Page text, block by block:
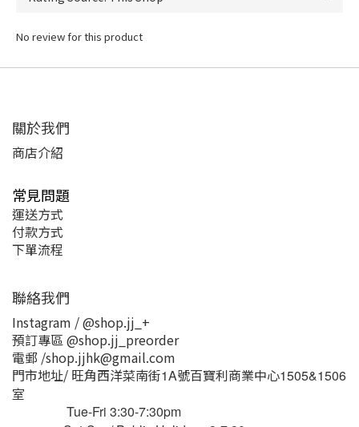
No review for this product
關於我們
商店介紹
常見問題
運送方式
付款方式
下單流程
聯絡我們
Instagram / @shop.jj_+
預訂專區 @shop.jj_preorder
電郵 /shop.jjhk@gmail.com
門市地址/ 旺角西洋菜南街1A號百寶利商業中心1505&1506
室
Tue-Fri 3:30-7:30pm